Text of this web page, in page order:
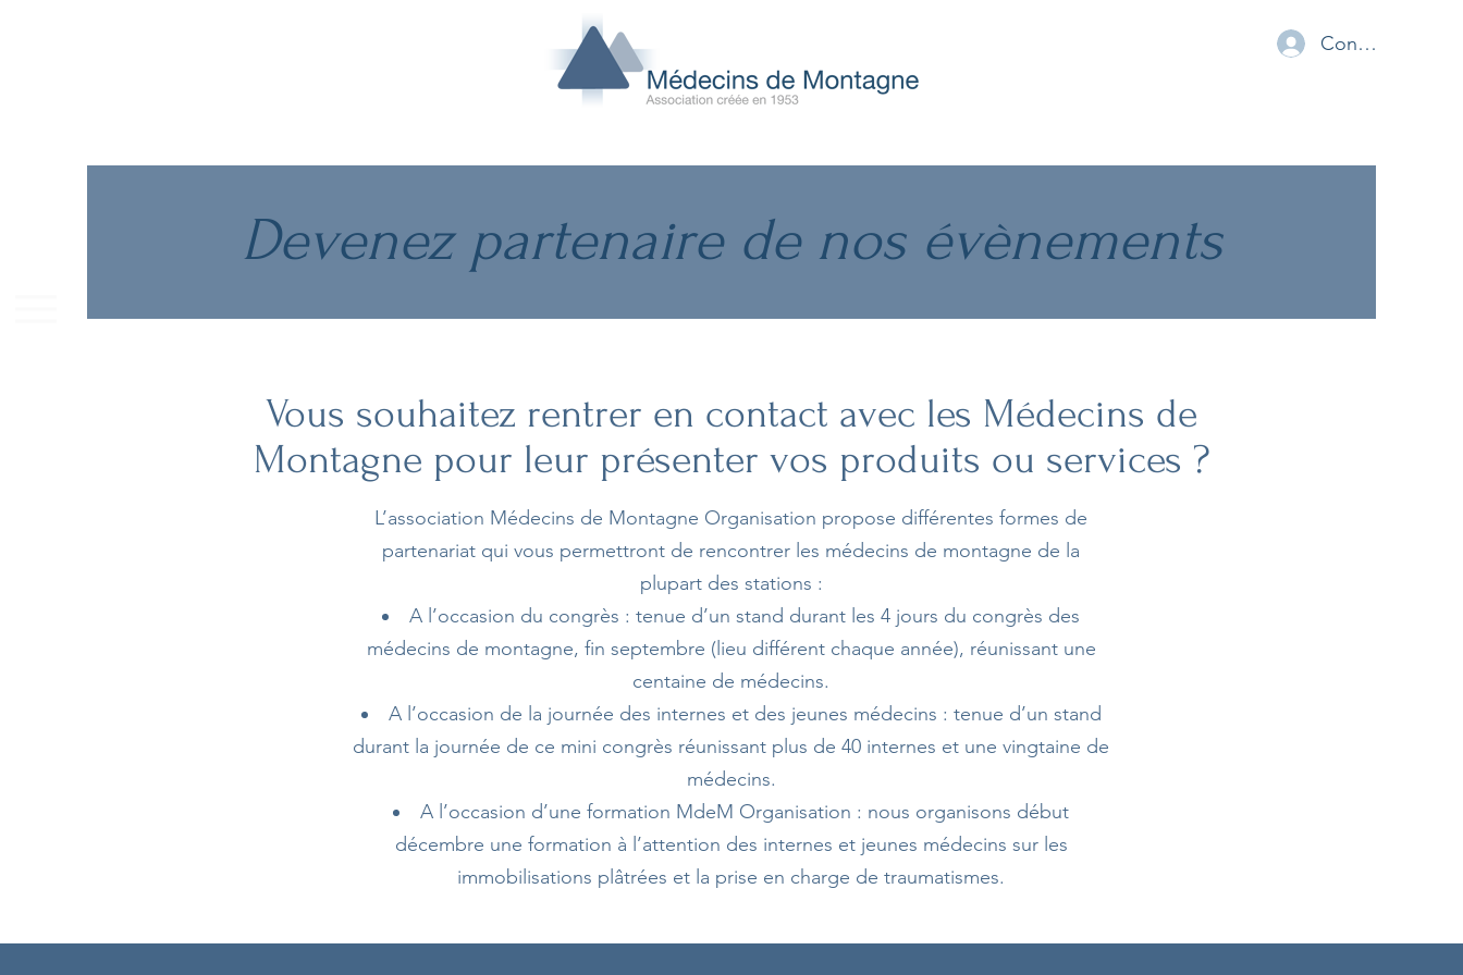
Connexion
Devenez partenaire de nos évènements
Vous souhaitez rentrer en contact avec les Médecins de
Montagne pour leur présenter vos produits ou services ?
L’association Médecins de Montagne Organisation propose différentes formes de
partenariat qui vous permettront de rencontrer les médecins de montagne de la
plupart des stations :
A l’occasion du congrès : tenue d’un stand durant les 4 jours du congrès des
médecins de montagne, fin septembre (lieu différent chaque année), réunissant une
centaine de médecins.
A l’occasion de la journée des internes et des jeunes médecins : tenue d’un stand
durant la journée de ce mini congrès réunissant plus de 40 internes et une vingtaine de
médecins.
A l’occasion d’une formation MdeM Organisation : nous organisons début
décembre une formation à l’attention des internes et jeunes médecins sur les
immobilisations plâtrées et la prise en charge de traumatismes.